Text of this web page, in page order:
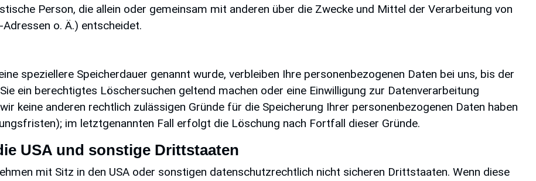
Person, die allein oder gemeinsam mit anderen über die Zwecke und Mittel der Verarbeitung von
o. Ä.) entscheidet.
speziellere Speicherdauer genannt wurde, verbleiben Ihre personenbezogenen Daten bei uns, bis der
ein berechtigtes Löschersuchen geltend machen oder eine Einwilligung zur Datenverarbeitung
keine anderen rechtlich zulässigen Gründe für die Speicherung Ihrer personenbezogenen Daten haben
im letztgenannten Fall erfolgt die Löschung nach Fortfall dieser Gründe.
USA und sonstige Drittstaaten
mit Sitz in den USA oder sonstigen datenschutzrechtlich nicht sicheren Drittstaaten. Wenn diese